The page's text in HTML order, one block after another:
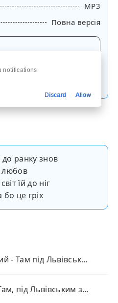
MP3
Повна версія
до ранку знов
любов
їй до ніг
це гріх
Тарас Нагурський - Там під Львівським замком
Награш band - Там, під Львівським замком
notifications
Discard Allow